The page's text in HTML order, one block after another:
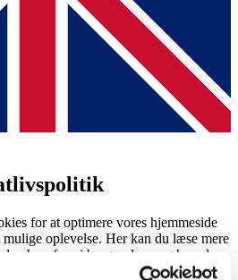
for at optimere vores hjemmeside
oplevelse. Her kan du læse mere
hvorfor vi bruger dem, og hvordan
slette dem.